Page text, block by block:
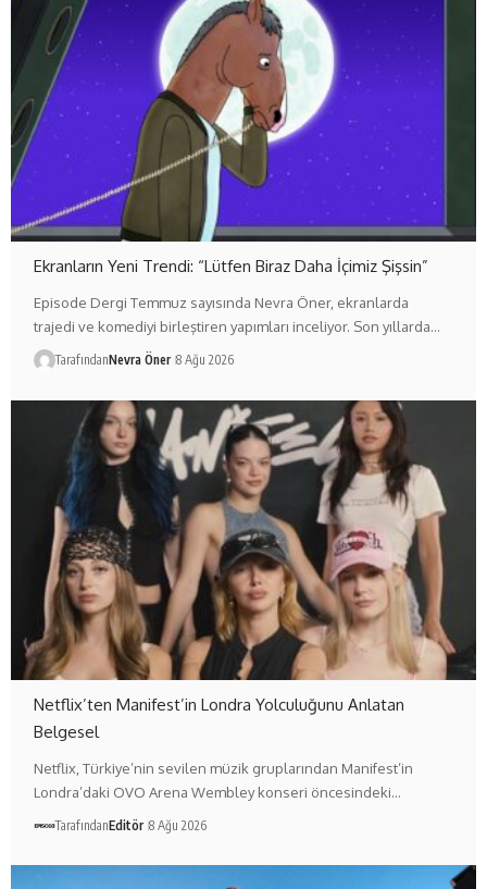
Ekranların Yeni Trendi: “Lütfen Biraz Daha İçimiz Şişsin”
Episode Dergi Temmuz sayısında Nevra Öner, ekranlarda
trajedi ve komediyi birleştiren yapımları inceliyor. Son yıllarda…
TarafındanNevra Öner 8 Ağu 2026
Netflix’ten Manifest’in Londra Yolculuğunu Anlatan
Belgesel
Netflix, Türkiye’nin sevilen müzik gruplarından Manifest’in
Londra’daki OVO Arena Wembley konseri öncesindeki…
TarafındanEditör 8 Ağu 2026